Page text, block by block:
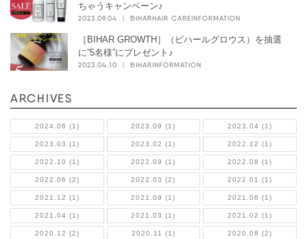
ちゃうキャンペーン♪
2023.09.04 ｜ BIHARHAIR CAREINFORMATION
［BIHAR GROWTH］（ビハールグロウス）を抽選
に”5名様”にプレゼント♪
2023.04.10 ｜ BIHARINFORMATION
ARCHIVES
2024.06 (1) 2023.09 (1) 2023.04 (1)
2023.03 (1) 2023.02 (1) 2022.12 (1)
2022.10 (1) 2022.09 (1) 2022.08 (1)
2022.06 (2) 2022.03 (2) 2022.01 (1)
2021.12 (1) 2021.09 (1) 2021.06 (1)
2021.04 (1) 2021.03 (1) 2021.02 (1)
2020.12 (2) 2020.11 (1) 2020.08 (2)